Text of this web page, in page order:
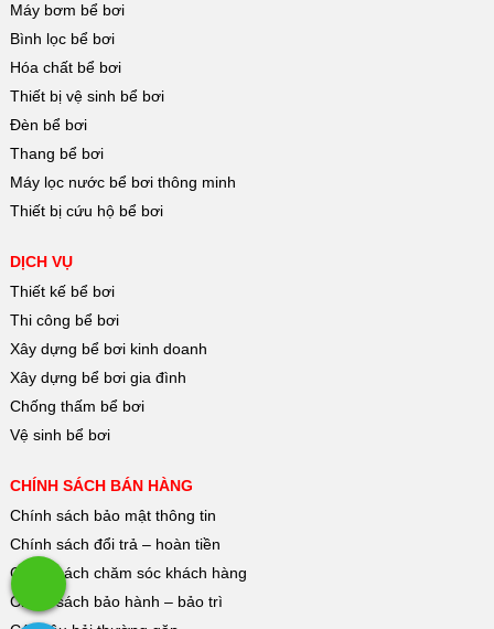
Máy bơm bể bơi
Bình lọc bể bơi
Hóa chất bể bơi
Thiết bị vệ sinh bể bơi
Đèn bể bơi
Thang bể bơi
Máy lọc nước bể bơi thông minh
Thiết bị cứu hộ bể bơi
DỊCH VỤ
Thiết kế bể bơi
Thi công bể bơi
Xây dựng bể bơi kinh doanh
Xây dựng bể bơi gia đình
Chống thấm bể bơi
Vệ sinh bể bơi
CHÍNH SÁCH BÁN HÀNG
Chính sách bảo mật thông tin
Chính sách đổi trả – hoàn tiền
Chính sách chăm sóc khách hàng
Chính sách bảo hành – bảo trì